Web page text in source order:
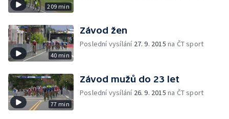
209 min
40 min
Závod žen
Poslední vysílání 27. 9. 2015 na ČT sport
77 min
Závod mužů do 23 let
Poslední vysílání 26. 9. 2015 na ČT sport